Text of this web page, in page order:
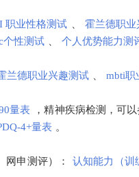
职业性格测试 霍兰德职
个性测试 个人优势能力测
兰德职业兴趣测试 mbti职
量表 ，精神疾病检测，可以
4+量表 。
网申测评）： 认知能力（训